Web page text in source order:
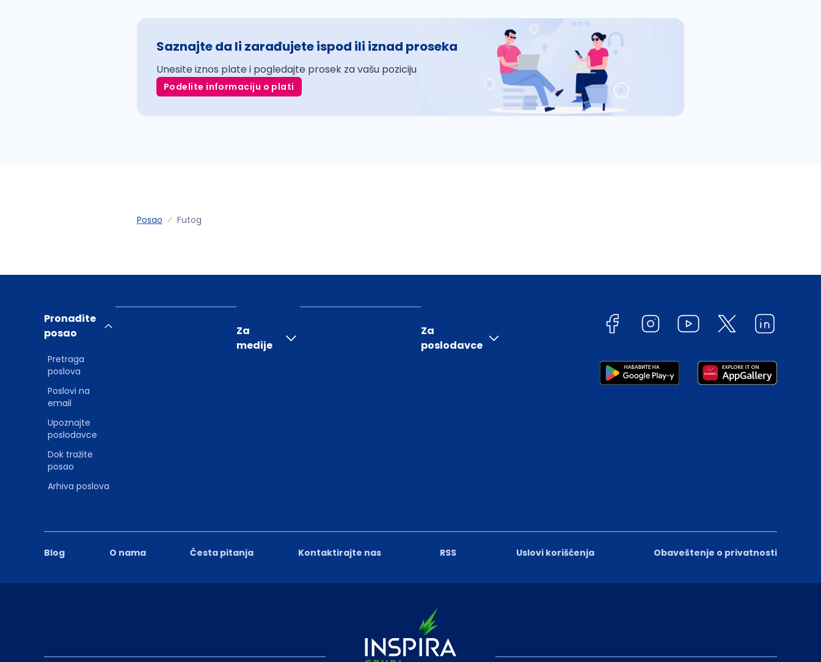
Saznajte da li zarađujete ispod ili iznad proseka
Unesite iznos plate i pogledajte prosek za vašu poziciju
Podelite informaciju o plati
Posao Futog
Blog O nama Česta pitanja Kontaktirajte nas RSS Uslovi korišćenja Obaveštenje o privatnosti
Pronađite
posao
Pretraga
poslova
Poslovi na
email
Upoznajte
poslodavce
Dok tražite
posao
Arhiva poslova
Za
medije
Za
poslodavce